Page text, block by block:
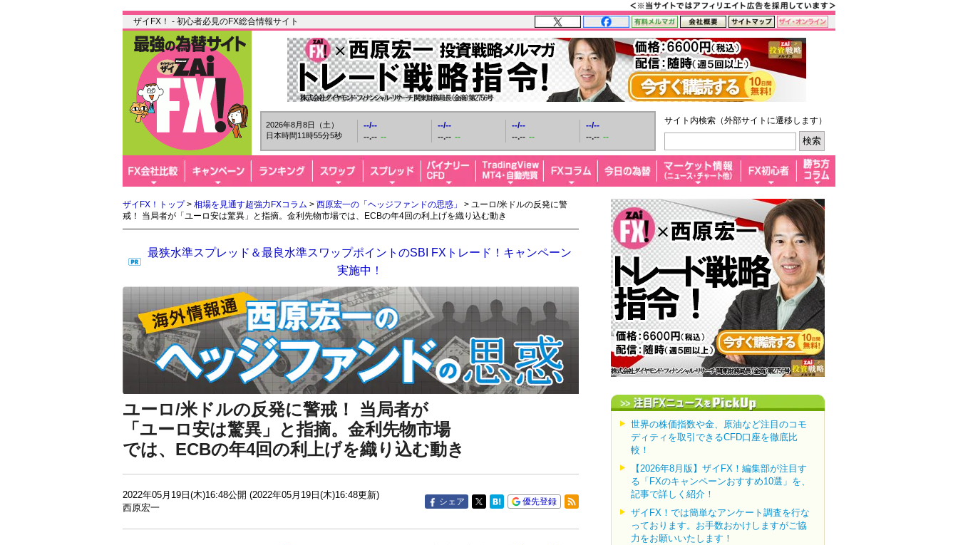
ザイFX！ - 初心者必見のFX総合情報サイト
2026年8月8日（土）
日本時間11時55分7秒
--/--
--.-- --
--/--
--.-- --
--/--
--.-- --
--/--
--.-- --
サイト内検索（外部サイトに遷移します）
ザイFX！トップ> 相場を見通す超強力FXコラム > 西原宏一の「ヘッジファンドの思惑」
> ユーロ/米ドルの反発に警
戒！ 当局者が「ユーロ安は驚異」と指摘。金利先物市場では、ECBの年4回の利上げを織り込む動き
最狭水準スプレッド＆最良水準スワップポイントのSBI FXトレード！キャンペーン
実施中！
ユーロ/米ドルの反発に警戒！ 当局者が
「ユーロ安は驚異」と指摘。金利先物市場
では、ECBの年4回の利上げを織り込む動き
2022年05月19日(木)16:48公開 (2022年05月19日(木)16:48更新)
西原宏一
シェア 優先登録
世界の株価指数や金、原油など注目のコモ
ディティを取引できるCFD口座を徹底比
較！
【2026年8月版】ザイFX！編集部が注目す
る「FXのキャンペーンおすすめ10選」を、
記事で詳しく紹介！
ザイFX！では簡単なアンケート調査を行な
っております。お手数おかけしますがご協
力をお願いいたします！